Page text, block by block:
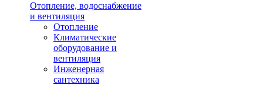
Отопление, водоснабжение
и вентиляция
Отопление
Климатические
оборудование и
вентиляция
Инженерная
сантехника